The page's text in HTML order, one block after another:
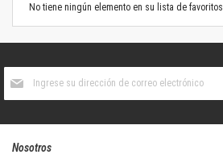
No tiene ningún elemento en su lista de favoritos.
boletín
Nosotros